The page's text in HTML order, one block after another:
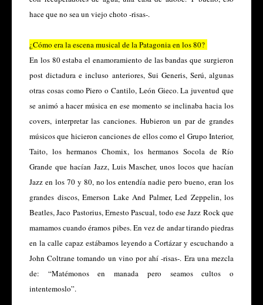
hace que no sea un viejo choto -risas-.
¿Cómo era la escena musical de la Patagonia en los 80?
En los 80 estaba el enamoramiento de las bandas que surgieron
post dictadura e incluso anteriores, Sui Generis, Serú, algunas
otras cosas como Piero o Cantilo, León Gieco. La juventud que
se animó a hacer música en ese momento se inclinaba hacia los
covers, interpretar las canciones. Hubieron un par de grandes
músicos que hicieron canciones de ellos como el Grupo Interior,
Taito, los hermanos Chomix, los hermanos Socola de Río
Grande que hacían Jazz, Luis Mascher, unos locos que hacían
Jazz en los 70 y 80, no los entendía nadie pero bueno, eran los
grandes discos, Emerson Lake And Palmer, Led Zeppelin, los
Beatles, Jaco Pastorius, Ernesto Pascual, todo ese Jazz Rock que
mamamos cuando éramos pibes. En vez de andar tirando piedras
en la calle capaz estábamos leyendo a Cortázar y escuchando a
John Coltrane tomando un vino por ahí -risas-. Era una mezcla
de: “Matémonos en manada pero seamos cultos o
intentemoslo”.